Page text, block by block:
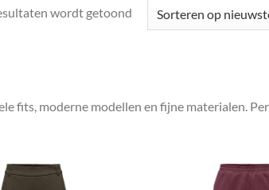
wordt getoondGesorteerd
fits, moderne modellen en fijne materialen.